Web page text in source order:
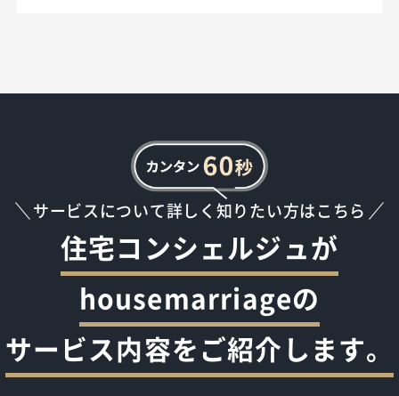
サービスについて詳しく知りたい方はこちら
住宅コンシェルジュが
housemarriageの
サービス内容をご紹介します。